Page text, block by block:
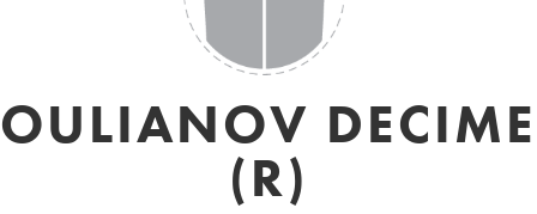
OULIANOV DECIME
(R)